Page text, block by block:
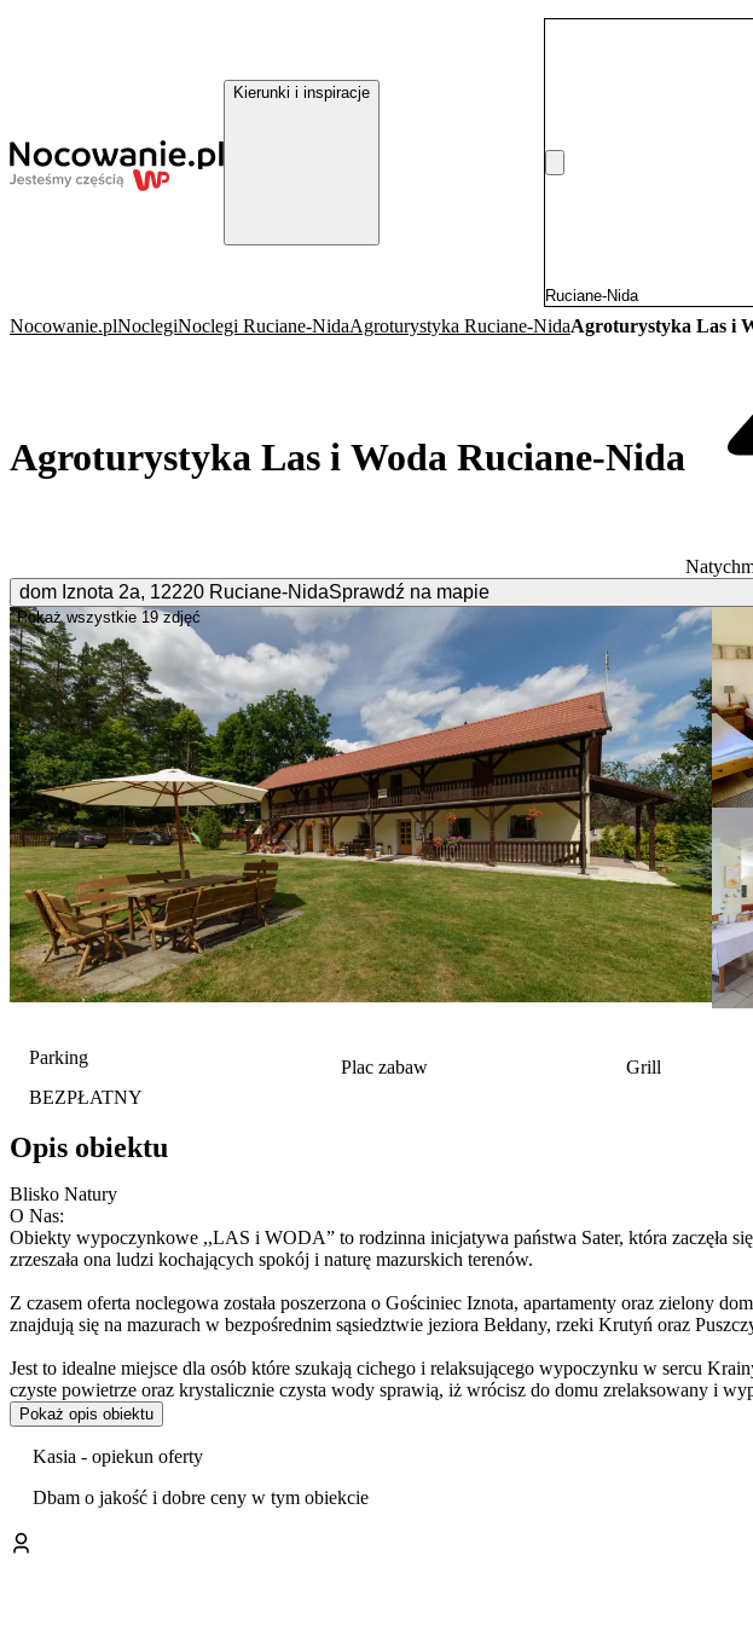
Kierunki i inspiracje
Nocowanie.plNoclegiNoclegi Ruciane-NidaAgroturystyka Ruciane-NidaAgroturystyka Las i
Agroturystyka Las i Woda Ruciane-Nida
dom Iznota 2a, 12220 Ruciane-NidaSprawdź na mapie
Pokaż wszystkie 19 zdjęć
Parking
BEZPŁATNY
Plac zabaw Grill
Opis obiektu
Blisko Natury
O Nas:
Obiekty wypoczynkowe ,,LAS i WODA” to rodzinna inicjatywa państwa Sater, która zaczęła
zrzeszała ona ludzi kochających spokój i naturę mazurskich terenów.
Z czasem oferta noclegowa została poszerzona o Gościniec Iznota, apartamenty oraz zielony domek. Wszystkie obiekty
znajdują się na mazurach w bezpośrednim sąsiedztwie jeziora Bełdany, rzeki Krutyń oraz
Jest to idealne miejsce dla osób które szukają cichego i relaksującego wypoczynku w sercu
czyste powietrze oraz krystalicznie czysta wody sprawią, iż wrócisz do domu zrelaksowany i
Obecnie agroturystykę prowadzi Ich syn Hubert z żoną Wioletą, która ma również pod swoją
sąsiedztwie jeziora Bełdany, rzeki Krutyń, oraz Puszczy Piskiej.
Dodatkowym atutem naszych obiektów jest bezpośrednie położenie przy trasie Mazurskiej Pętli
To idealne miejsce na rodzinne wczasy na mazurach, romantyczny wyjazd we dwoje , aktywny
Pokaż opis obiektu
Kasia - opiekun oferty
Dbam o jakość i dobre ceny w tym obiekcie